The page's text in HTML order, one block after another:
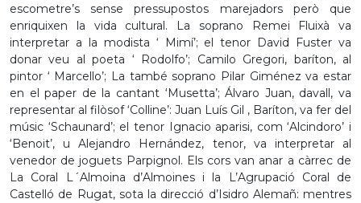
escometre’s sense pressupostos marejadors però que
enriquixen la vida cultural. La soprano Remei Fluixà va
interpretar a la modista ‘ Mimí’; el tenor David Fuster va
donar veu al poeta ‘ Rodolfo’; Camilo Gregori, baríton, al
pintor ‘ Marcello’; La també soprano Pilar Giménez va estar
en el paper de la cantant ‘Musetta’; Álvaro Juan, davall, va
representar al filòsof ‘Colline’: Juan Luís Gil , Baríton, va fer del
músic ‘Schaunard’; el tenor Ignacio aparisi, com ‘Alcindoro’ i
‘Benoit’, u Alejandro Hernández, tenor, va interpretar al
venedor de joguets Parpignol. Els cors van anar a càrrec de
La Coral L´Almoina d’Almoines i la L’Agrupació Coral de
Castelló de Rugat, sota la direcció d’Isidro Alemañ: mentres